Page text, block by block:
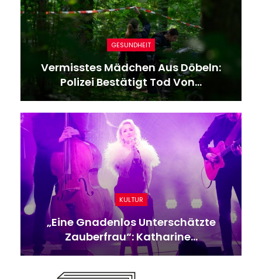
GESUNDHEIT
Vermisstes Mädchen Aus Döbeln:
Polizei Bestätigt Tod Von…
KULTUR
„Eine Gnadenlos Unterschätzte
Zauberfrau“: Katharine…